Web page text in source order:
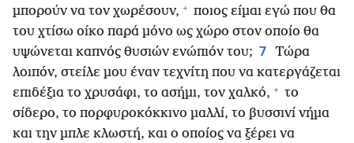
μπορούν να τον χωρέσουν, + ποιος είμαι εγώ που θα
του χτίσω οίκο παρά μόνο ως χώρο στον οποίο θα
υψώνεται καπνός θυσιών ενώπιόν του; 7 Τώρα
λοιπόν, στείλε μου έναν τεχνίτη που να κατεργάζεται
επιδέξια το χρυσάφι, το ασήμι, τον χαλκό, + το
σίδερο, το πορφυροκόκκινο μαλλί, το βυσσινί νήμα
και την μπλε κλωστή, και ο οποίος να ξέρει να